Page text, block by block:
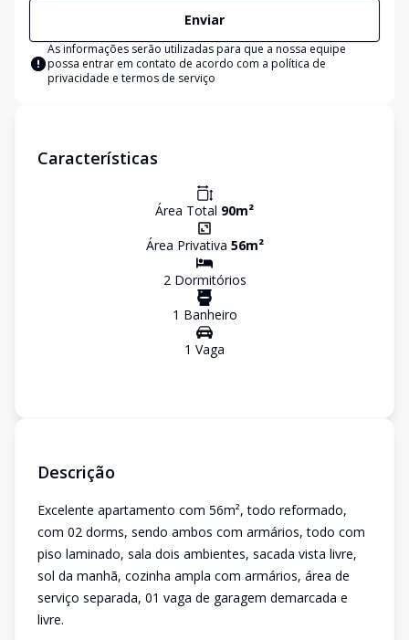
Enviar
As informações serão utilizadas para que a nossa equipe
possa entrar em contato de acordo com a política de
privacidade e termos de serviço
Características
Área Total 90m²
Área Privativa 56m²
2Dormitórios
1 Banheiro
1 Vaga
Descrição
Excelente apartamento com 56m², todo reformado,
com 02 dorms, sendo ambos com armários, todo com
piso laminado, sala dois ambientes, sacada vista livre,
sol da manhã, cozinha ampla com armários, área de
serviço separada, 01 vaga de garagem demarcada e
livre.